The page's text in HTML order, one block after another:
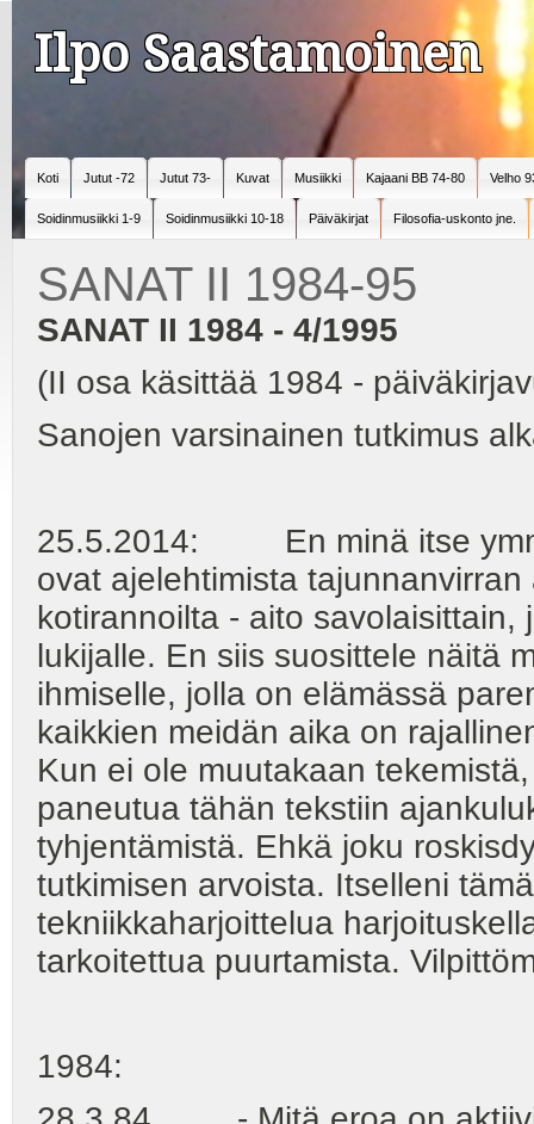
Ilpo Saastamoinen
Koti Jutut -72 Jutut 73- Kuvat Musiikki Kajaani BB 74-80 Velho
Soidinmusiikki 1-9 Soidinmusiikki 10-18 Päiväkirjat Filosofia-uskonto jne.
SANAT II 1984-95
SANAT II 1984 - 4/1995
(II osa käsittää 1984 -
Sanojen varsinainen tutkimus
25.5.2014: En minä itse
ovat ajelehtimista
kotirannoilta - aito
lukijalle. En siis suosittele näitä
ihmiselle, jolla on elämässä
kaikkien meidän aika on
Kun ei ole muutakaan
paneutua tähän tekstiin
tyhjentämistä. Ehkä joku
tutkimisen arvoista. Itselleni
tekniikkaharjoittelua
tarkoitettua puurtamista.
1984: